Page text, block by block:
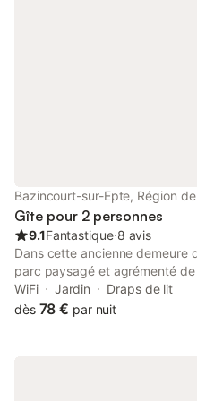
Bazincourt-sur-Epte, Région
Gîte pour 2 personnes
9.1Fantastique⋅8 avis
Dans cette ancienne demeure
parc paysagé et agrémenté
aussi à venir se nicher ... Vous
chambres très agréables,
WiFi Jardin
Draps de lit
dès 78 € par nuit